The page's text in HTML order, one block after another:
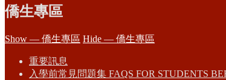
僑生專區
Show — 僑生專區 Hide — 僑生專區
重要訊息
入學前常見問題集 FAQS FOR STUDENTS